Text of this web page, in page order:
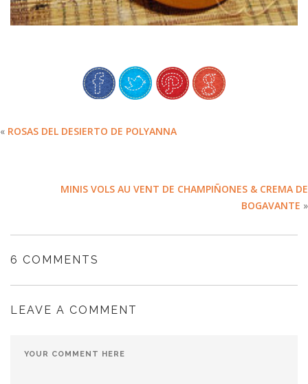
« ROSAS DEL DESIERTO DE POLYANNA
MINIS VOLS AU VENT DE CHAMPIÑONES & CREMA DE
BOGAVANTE »
6 COMMENTS
LEAVE A COMMENT